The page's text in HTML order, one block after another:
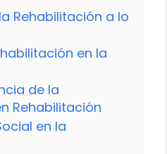
Rehabilitación a lo
en la
de la
Rehabilitación
en la